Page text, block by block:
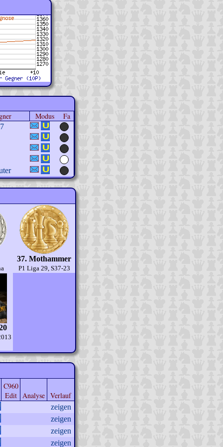
Modus Fa
37. Mothammer
P1 Liga 29, S37-23
C960
Edit
Analyse Verlauf
zeigen
zeigen
zeigen
zeigen